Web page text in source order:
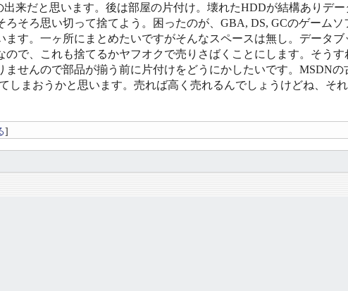
出来だと思います。後は部屋の片付け。壊れたHDDが結構ありデ
ろそろ思い切って捨てよう。困ったのが、GBA, DS, GCのゲーム
ます。一ヶ所にまとめたいですがそんなスペースは無し。データ
ので、これも捨てるかヤフオクで売りさばくことにします。そう
ませんので部品が揃う前に片付けをどうにかしたいです。MSDNの
しまおうかと思います。売れば高く売れるんでしょうけどね、それ
]